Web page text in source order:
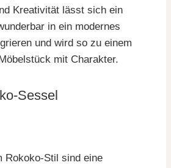
Kreativität lässt sich ein
in ein modernes
und wird so zu einem
mit Charakter.
Sessel
Rokoko-Stil sind eine